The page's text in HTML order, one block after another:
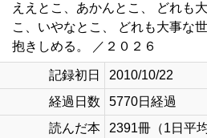
ええとこ、あかんとこ、 どれも
こ、いやなとこ、 どれも大事な
抱きしめる。 ／２０２６
記録初日
2010/10/22
経過日数
5770日経過
読んだ本
2391冊（1日平